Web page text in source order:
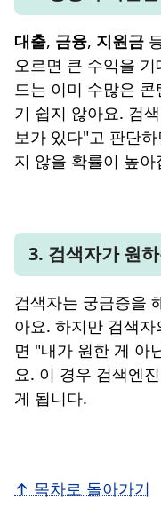
대출, 금융, 지원금
오르면 큰 수익을
드는 이미 수많은
기 쉽지 않아요. 검
보가 있다"고 판단
지 않을 확률이 높아
3. 검색자가 원
검색자는 궁금증을
아요. 하지만 검색
면 "내가 원한 게 아
요. 이 경우 검색엔
게 됩니다.
↑ 목차로 돌아가기